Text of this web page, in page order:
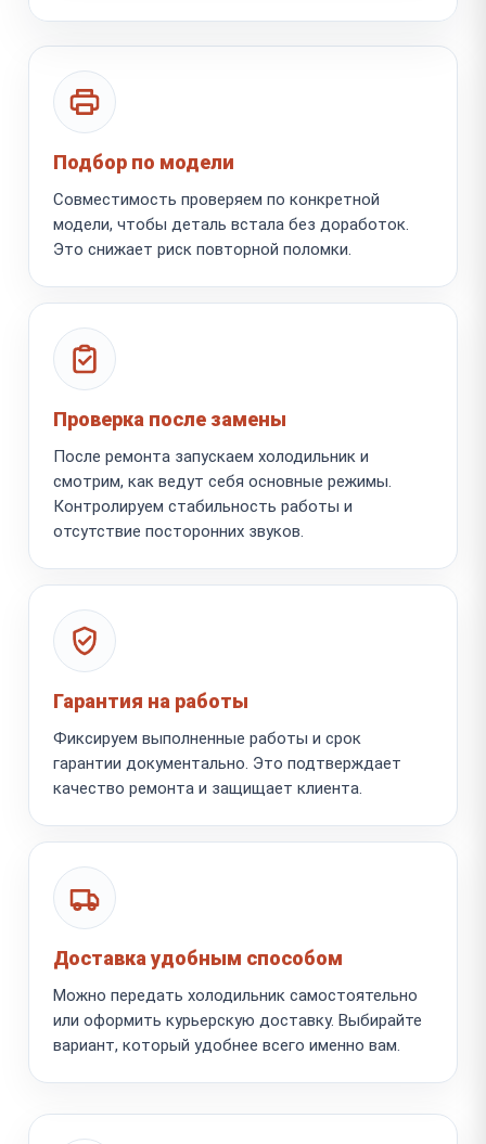
Подбор по модели
Совместимость проверяем по конкретной
модели, чтобы деталь встала без доработок.
Это снижает риск повторной поломки.
Проверка после замены
После ремонта запускаем холодильник и
смотрим, как ведут себя основные режимы.
Контролируем стабильность работы и
отсутствие посторонних звуков.
Гарантия на работы
Фиксируем выполненные работы и срок
гарантии документально. Это подтверждает
качество ремонта и защищает клиента.
Доставка удобным способом
Можно передать холодильник самостоятельно
или оформить курьерскую доставку. Выбирайте
вариант, который удобнее всего именно вам.